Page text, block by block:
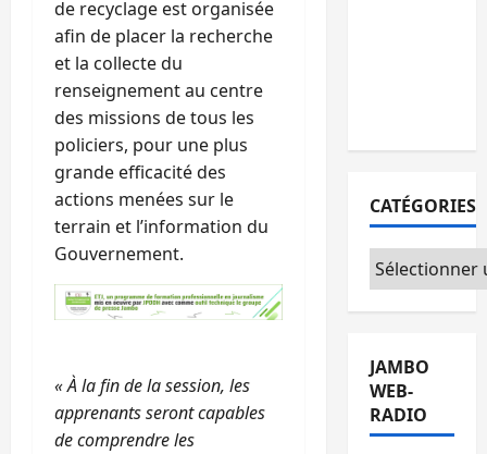
de recyclage est organisée
afin de placer la recherche
et la collecte du
renseignement au centre
des missions de tous les
policiers, pour une plus
grande efficacité des
actions menées sur le
terrain et l’information du
Gouvernement.
« À la fin de la session, les
apprenants seront capables
de comprendre les
CATÉGORIES
Catégories
JAMBO
WEB-
RADIO